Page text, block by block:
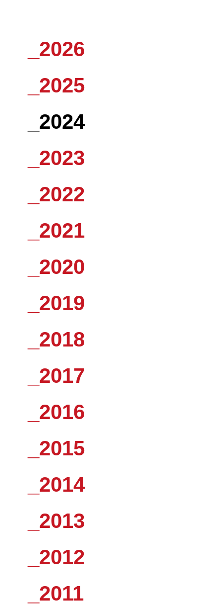
_2026
_2025
_2024
_2023
_2022
_2021
_2020
_2019
_2018
_2017
_2016
_2015
_2014
_2013
_2012
_2011